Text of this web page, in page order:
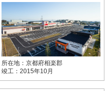
所在地：京都府相楽郡
竣工：2015年10月